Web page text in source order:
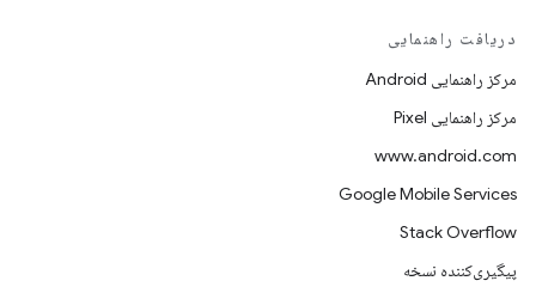
دریافت راهنمایی
مرکز راهنمایی Android
مرکز راهنمایی Pixel
www.android.com
Google Mobile Services
Stack Overflow
پیگیری‌کننده نسخه